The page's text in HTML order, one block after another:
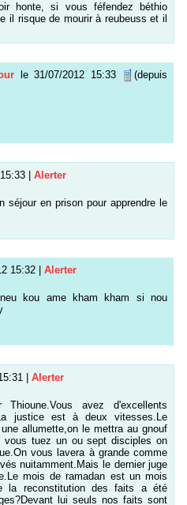
honte, si vous féfendez béthio
il risque de mourir à reubeuss et il
le 31/07/2012 15:33
(depuis
| Alerter
séjour en prison pour apprendre le
15:32 Alerter
kou ame kham kham si nou
Alerter
avez d'excellents
justice est à deux vitesses.Le
allumette,on le mettra au gnouf
tuez un ou sept disciples on
vous lavera à grande comme
nuitamment.Mais le dernier juge
mois de ramadan est un mois
la reconstitution des faits a été
lui seuls nos faits sont